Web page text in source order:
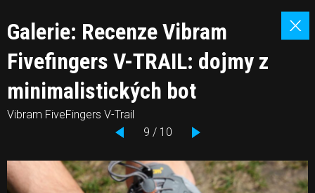
Galerie: Recenze Vibram
Fivefingers V-TRAIL: dojmy z
minimalistických bot
Vibram FiveFingers V-Trail
9 / 10